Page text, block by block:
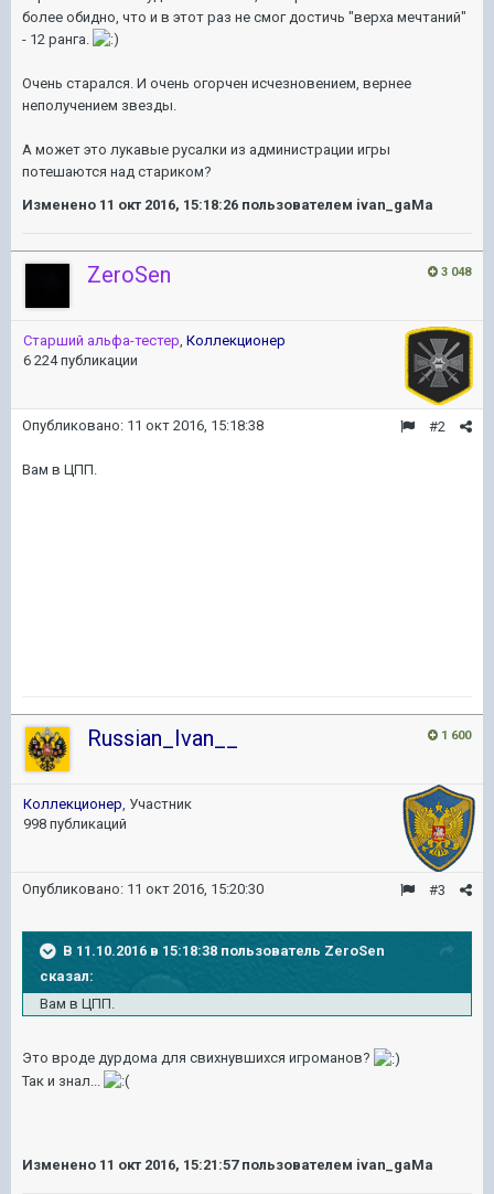
более обидно, что и в этот раз не смог достичь "верха мечтаний"
- 12 ранга.
Очень старался. И очень огорчен исчезновением, вернее
неполучением звезды.
А может это лукавые русалки из администрации игры
потешаются над стариком?
Изменено 11 окт 2016, 15:18:26 пользователем ivan_gaMa
3 048
ZeroSen
Старший альфа-тестер, Коллекционер
6 224 публикации
#2
Опубликовано: 11 окт 2016, 15:18:38
Вам в ЦПП.
1 600
Russian_Ivan__
Коллекционер, Участник
998 публикаций
#3
Опубликовано: 11 окт 2016, 15:20:30
В 11.10.2016 в 15:18:38 пользователь ZeroSen
сказал:
Вам в ЦПП.
Это вроде дурдома для свихнувшихся игроманов?
Так и знал...
Изменено 11 окт 2016, 15:21:57пользователем ivan_gaMa